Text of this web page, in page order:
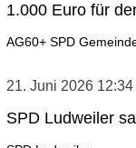
1.000 Euro für
AG60+ SPD
21. Juni 2026 12:34
SPD Ludweiler